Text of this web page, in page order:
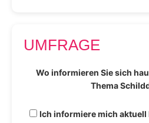
UMFRAGE
Wo informieren Sie sich
Thema
Ich informiere mich aktuell